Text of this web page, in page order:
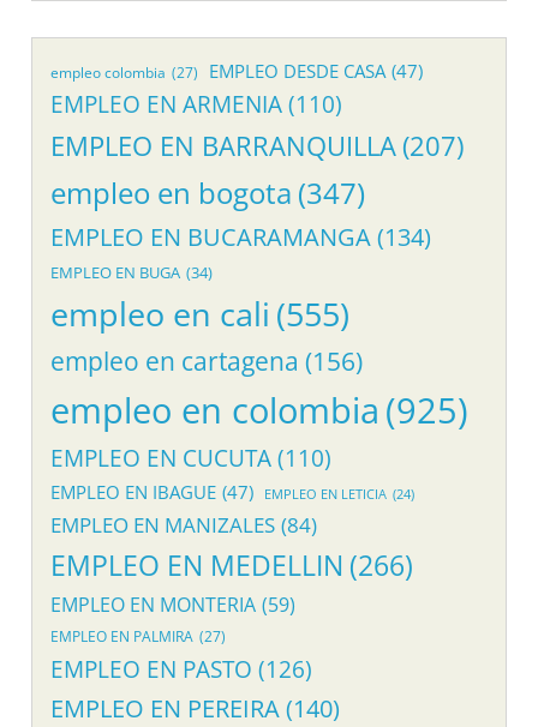
empleo colombia (27) EMPLEO DESDE CASA (47)
EMPLEO EN ARMENIA (110)
EMPLEO EN BARRANQUILLA(207)
empleo en bogota (347)
EMPLEO EN BUCARAMANGA(134)
EMPLEO EN BUGA (34)
empleo en cali (555)
empleo en cartagena (156)
empleo en colombia (925)
EMPLEO EN CUCUTA (110)
EMPLEO EN IBAGUE (47) EMPLEO EN LETICIA (24)
EMPLEO EN MANIZALES (84)
EMPLEO EN MEDELLIN (266)
EMPLEO EN MONTERIA (59)
EMPLEO EN PALMIRA (27)
EMPLEO EN PASTO (126)
EMPLEO EN PEREIRA(140)